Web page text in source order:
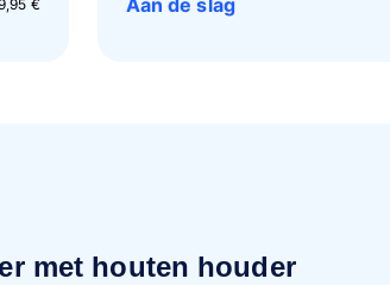
€
met houten houder